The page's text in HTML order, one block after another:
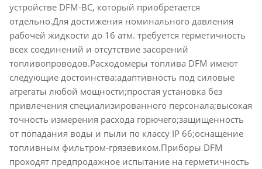
устройстве DFM-BC, который приобретается
отдельно.Для достижения номинального давления
рабочей жидкости до 16 атм. требуется герметичность
всех соединений и отсутствие засорений
топливопроводов.Расходомеры топлива DFM имеют
следующие достоинства:адаптивность под силовые
агрегаты любой мощности;простая установка без
привлечения специализированного персонала;высокая
точность измерения расхода горючего;защищенность
от попадания воды и пыли по классу IP 66;оснащение
топливным фильтром-грязевиком.Приборы DFM
проходят предпродажное испытание на герметичность